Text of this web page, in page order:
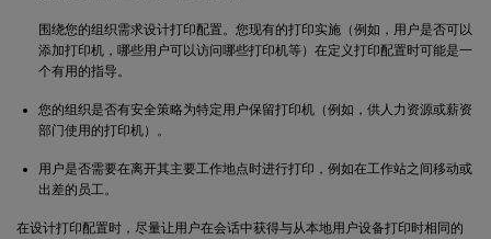
围绕您的组织需求设计打印配置。您现有的打印实施（例如，用户是否可以
添加打印机，哪些用户可以访问哪些打印机等）在定义打印配置时可能是一
个有用的指导。
您的组织是否有安全策略为特定用户保留打印机（例如，供人力资源或薪资
部门使用的打印机）。
用户是否需要在离开其主要工作地点时进行打印，例如在工作站之间移动或
出差的员工。
在设计打印配置时，尽量让用户在会话中获得与从本地用户设备打印时相同的